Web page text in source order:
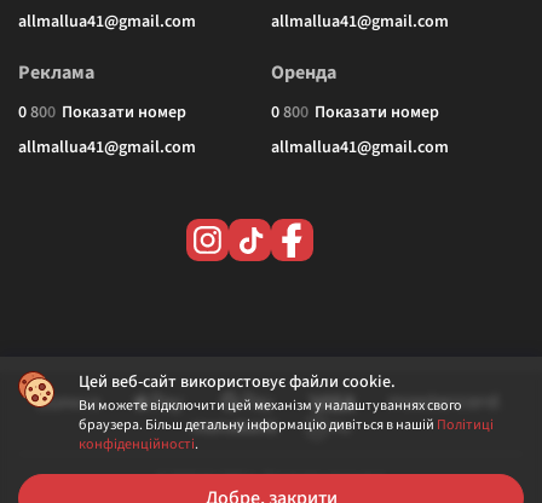
Цей веб-сайт використовує файли cookie.
Ви можете відключити цей механізм у налаштуваннях свого
браузера. Більш детальну інформацію дивіться в нашій Політиці
конфіденційності.
allmallua41@gmail.com
allmallua41@gmail.com
Реклама
0800 Показати номер
allmallua41@gmail.com
Оренда
0800 Показати номер
allmallua41@gmail.com
© 2026 ALLMALL. Всі права захищені.